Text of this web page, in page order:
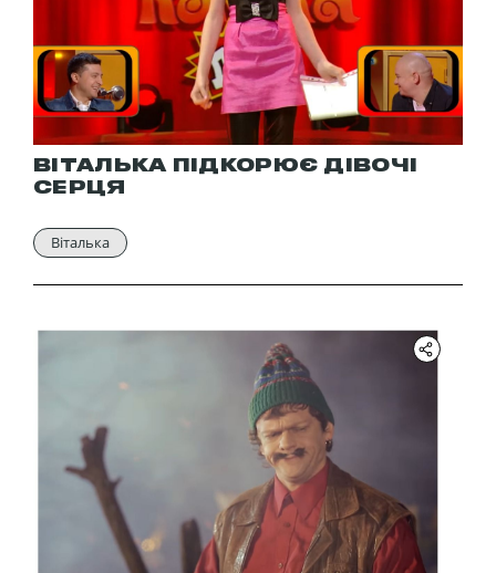
ВІТАЛЬКА ПІДКОРЮЄ ДІВОЧІ
СЕРЦЯ
Віталька